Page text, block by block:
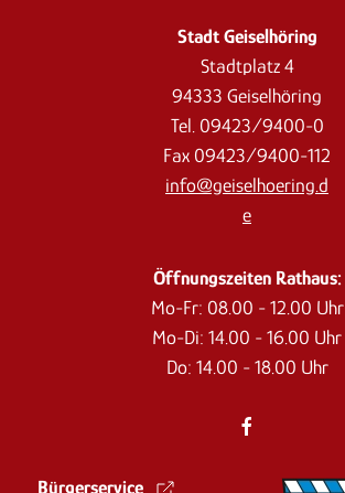
Stadt Geiselhöring
Stadtplatz 4
94333 Geiselhöring
Tel. 09423/9400-0
Fax 09423/9400-112
info@geiselhoering.d
e
Öffnungszeiten Rathaus:
Mo-Fr: 08.00 - 12.00 Uhr
Mo-Di: 14.00 - 16.00 Uhr
Do: 14.00 - 18.00 Uhr
Bürgerservice